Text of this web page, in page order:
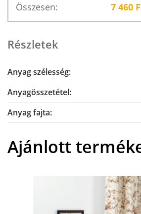
Összesen: 7 460
Részletek
Anyag szélesség:
Anyagösszetétel:
Anyag fajta:
Ajánlott